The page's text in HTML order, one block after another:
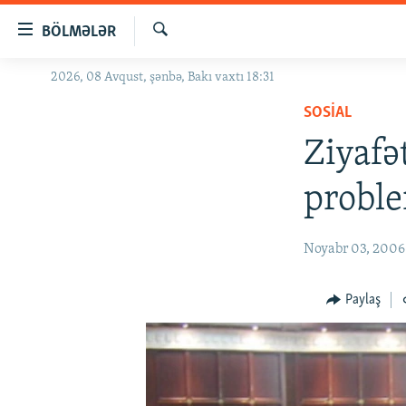
BÖLMƏLƏR
GÜNDƏM
Axtar
2026, 08 Avqust, şənbə, Bakı vaxtı 18:31
SOSIAL
Noyabr 03, 2006
Paylaş